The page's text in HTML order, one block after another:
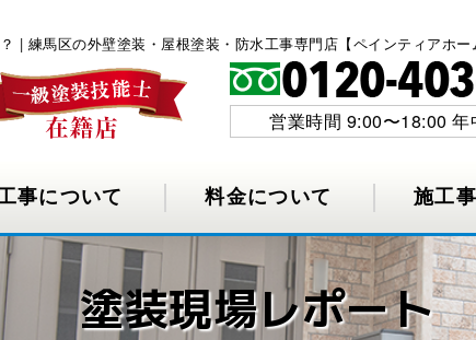
| 練馬区の外壁塗装・屋根塗装・防水工事専門店【ペインティアホ
営業時間 9:00〜18:00 年
事について 料金について 施工
塗装現場レポート